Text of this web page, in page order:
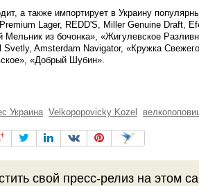
а также импортирует в Украину
Lager, REDD'S, Miller Genuine Draft,
Мельник из бочонка», «Жигулевское
Svetly, Amsterdam Navigator, «Кружка
«Добрый Шубин».
Украина Velkopopovicky Kozel
свой пресс-релиз на этом